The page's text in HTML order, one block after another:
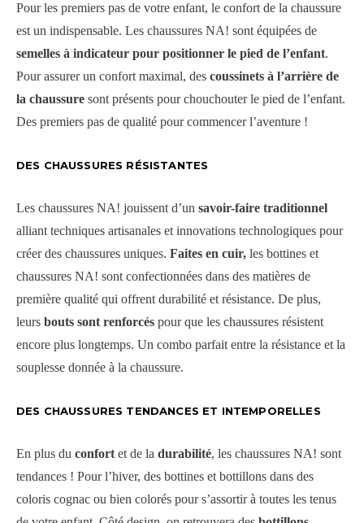
Pour les premiers pas de votre enfant, le confort de la chaussure
est un indispensable. Les chaussures NA! sont équipées de
semelles à indicateur pour positionner le pied de l’enfant.
Pour assurer un confort maximal, des coussinets à l’arrière de
la chaussure sont présents pour chouchouter le pied de l’enfant.
Des premiers pas de qualité pour commencer l’aventure !
DES CHAUSSURES RÉSISTANTES
Les chaussures NA! jouissent d’un savoir-faire traditionnel
alliant techniques artisanales et innovations technologiques pour
créer des chaussures uniques. Faites en cuir, les bottines et
chaussures NA! sont confectionnées dans des matières de
première qualité qui offrent durabilité et résistance. De plus,
leurs bouts sont renforcés pour que les chaussures résistent
encore plus longtemps. Un combo parfait entre la résistance et la
souplesse donnée à la chaussure.
DES CHAUSSURES TENDANCES ET INTEMPORELLES
En plus du confortet de la durabilité, les chaussures NA! sont
tendances ! Pour l’hiver, des bottines et bottillons dans des
coloris cognac ou bien colorés pour s’assortir à toutes les tenus